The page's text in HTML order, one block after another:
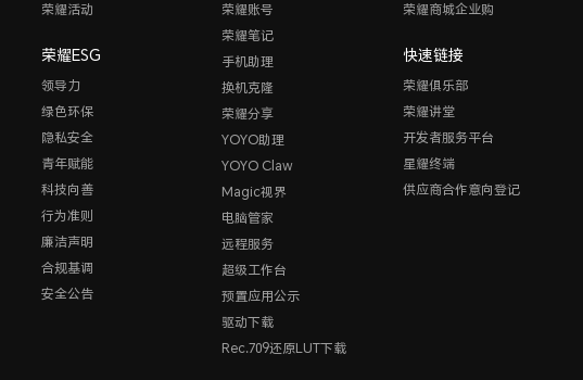
荣耀活动
荣耀ESG
领导力
绿色环保
隐私安全
青年赋能
科技向善
行为准则
廉洁声明
合规基调
安全公告
荣耀账号
荣耀笔记
手机助理
换机克隆
荣耀分享
YOYO助理
YOYO Claw
Magic视界
电脑管家
远程服务
超级工作台
预置应用公示
驱动下载
Rec.709还原LUT下载
荣耀商城企业购
快速链接
荣耀俱乐部
荣耀讲堂
开发者服务平台
星耀终端
供应商合作意向登记